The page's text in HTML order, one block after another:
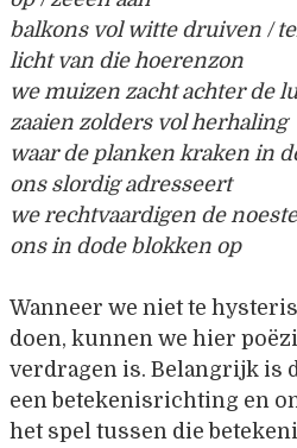
balkons vol witte druiven /
licht van die hoerenzon
we muizen zacht achter de
zaaien zolders vol herhaling
waar de planken kraken in
ons slordig adresseert
we rechtvaardigen de
ons in dode blokken op
Wanneer we niet te
doen, kunnen we hier
verdragen is. Belangrijk is
een betekenisrichting en
het spel tussen die